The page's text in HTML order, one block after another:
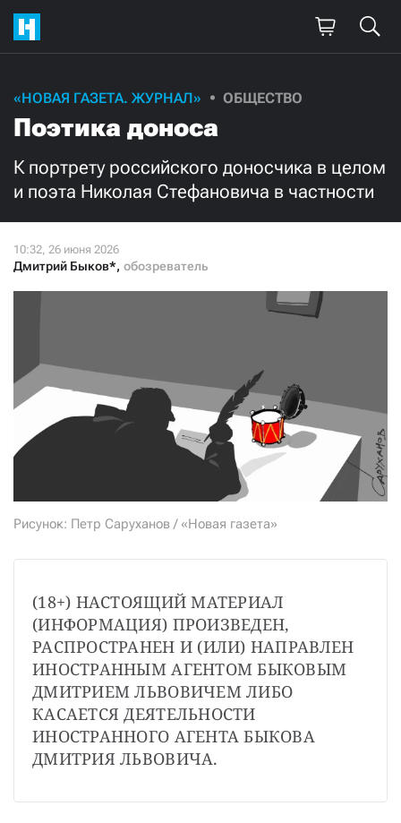
«НОВАЯ ГАЗЕТА. ЖУРНАЛ» ОБЩЕСТВО
Поэтика доноса
К портрету российского доносчика в целом
и поэта Николая Стефановича в частности
Дмитрий Быков*, обозреватель
Рисунок: Петр Саруханов / «Новая газета»
(18+) НАСТОЯЩИЙ МАТЕРИАЛ
(ИНФОРМАЦИЯ) ПРОИЗВЕДЕН,
РАСПРОСТРАНЕН И (ИЛИ) НАПРАВЛЕН
ИНОСТРАННЫМ АГЕНТОМ БЫКОВЫМ
ДМИТРИЕМ ЛЬВОВИЧЕМ ЛИБО
КАСАЕТСЯ ДЕЯТЕЛЬНОСТИ
ИНОСТРАННОГО АГЕНТА БЫКОВА
ДМИТРИЯ ЛЬВОВИЧА.
Поддержите
нашу работу!
Ежемесячно Разово
500
Нажимая кнопку «Стать соучастником»,
я принимаю
условия и подтверждаю свое гражданство РФ
СТАТЬ СОУЧАСТНИКОМ
ПОДЕЛИТЬСЯ С ДРУЗЬЯМИ
Если у вас есть вопросы, пишите donate@novayagazeta.ruили